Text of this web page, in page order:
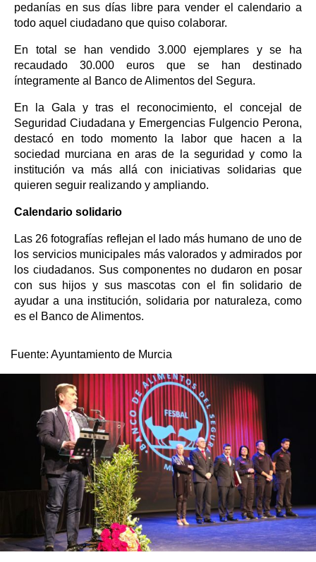
pedanías en sus días libre para vender el calendario a
todo aquel ciudadano que quiso colaborar.
En total se han vendido 3.000 ejemplares y se ha
recaudado 30.000 euros que se han destinado
íntegramente al Banco de Alimentos del Segura.
En la Gala y tras el reconocimiento, el concejal de
Seguridad Ciudadana y Emergencias Fulgencio Perona,
destacó en todo momento la labor que hacen a la
sociedad murciana en aras de la seguridad y como la
institución va más allá con iniciativas solidarias que
quieren seguir realizando y ampliando.
Calendario solidario
Las 26 fotografías reflejan el lado más humano de uno de
los servicios municipales más valorados y admirados por
los ciudadanos. Sus componentes no dudaron en posar
con sus hijos y sus mascotas con el fin solidario de
ayudar a una institución, solidaria por naturaleza, como
es el Banco de Alimentos.
Fuente: Ayuntamiento de Murcia